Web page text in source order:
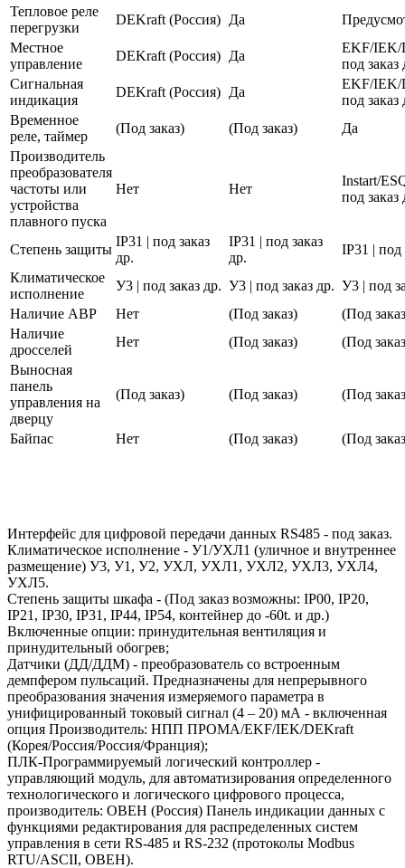
Тепловое реле
перегрузки
DEKraft (Россия) Да
Местное
управление
DEKraft (Россия) Да
EKF/IEK/
под заказ
Сигнальная
индикация
DEKraft (Россия) Да
EKF/IEK/
под заказ
Временное
реле, таймер
(Под заказ) (Под заказ)
Да
Производитель
преобразователя
частоты или
устройства
плавного пуска
Нет Нет
Instart/
под заказ
Степень защиты
IP31 | под заказ
др.
IP31 | под заказ
др.
IP31 | под
Климатическое
исполнение
У3 | под заказ др. У3 | под заказ др. У3 | под
Наличие АВР
Нет (Под заказ)
(Под
Наличие
дросселей
Нет (Под заказ)
(Под
Выносная
панель
управления на
дверцу
(Под заказ) (Под заказ) (Под
Байпас Нет (Под заказ) (Под
Интерфейс для цифровой передачи данных RS485 - под заказ.
Климатическое исполнение - У1/УХЛ1 (уличное и внутреннее
размещение) У3, У1, У2, УХЛ, УХЛ1, УХЛ2, УХЛ3, УХЛ4,
УХЛ5.
Степень защиты шкафа - (Под заказ возможны: IP00, IP20,
IP21, IP30, IP31, IP44, IP54, контейнер до -60t. и др.)
Включенные опции: принудительная вентиляция и
принудительный обогрев;
Датчики (ДД/ДДМ) - преобразователь со встроенным
демпфером пульсаций. Предназначены для непрерывного
преобразования значения измеряемого параметра в
унифицированный токовый сигнал (4 – 20) мА - включенная
опция Производитель: НПП ПРОМА/EKF/IEK/DEKraft
(Корея/Россия/Россия/Франция);
ПЛК-Программируемый логический контроллер -
управляющий модуль, для автоматизирования определенного
технологического и логического цифрового процесса,
производитель: ОВЕН (Россия) Панель индикации данных с
функциями редактирования для распределенных систем
управления в сети RS-485 и RS-232 (протоколы Modbus
RTU/ASCII, ОВЕН).